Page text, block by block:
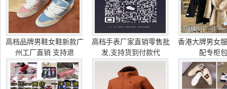
高档品牌男鞋女鞋新款广
州工厂直销 支持退
高档手表厂家直销零售批
发,支持货到付款代
香港大牌男女
配专柜